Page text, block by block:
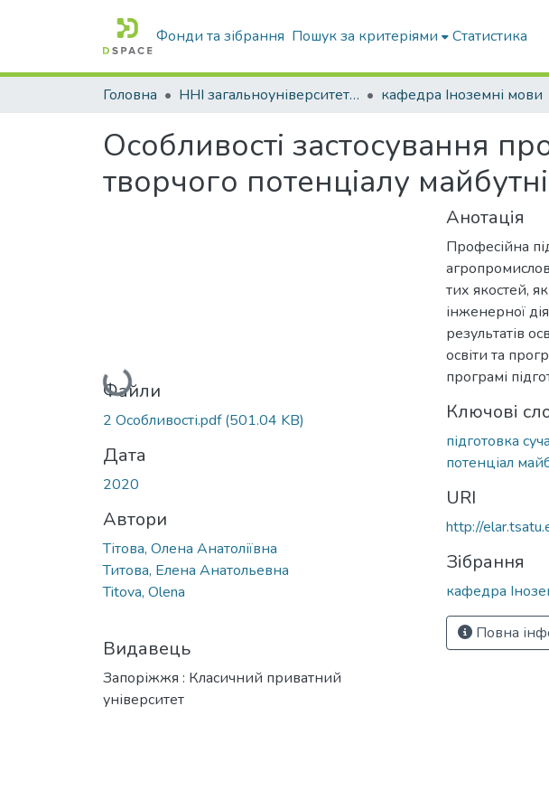
Фонди та зібрання Пошук за критеріями Статистика
Головна ННІ загальноуніверситетської підготовки кафедра Іноземні мови
Особливості застосування
творчого потенціалу
Вантажиться...
Файли
2 Особливості.pdf(501.04 KB)
Дата
2020
Автори
Тітова, Олена Анатоліївна
Титова, Елена Анатольевна
Titova, Olena
Видавець
Запоріжжя : Класичний приватний
університет
Анотація
Професійна
тих якостей,
інженерної
результатів
освіти та
програмі
Ключові
підготовка
потенціал
URI
http://
Зібрання
кафедра
Повна